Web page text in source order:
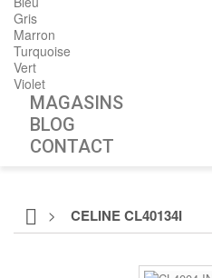
Gris
Marron
Turquoise
Vert
Violet
MAGASINS
BLOG
CONTACT
> CELINE CL40134I